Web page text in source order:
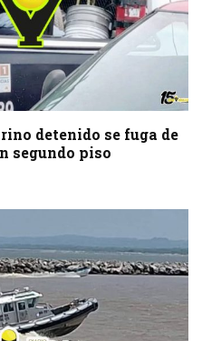
detenido se fuga de
segundo piso